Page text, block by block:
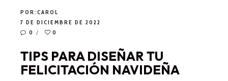
POR:CAROL
7 DE DICIEMBRE DE 2022
0
0
TIPS PARA DISEÑAR TU
FELICITACIÓN NAVIDEÑA